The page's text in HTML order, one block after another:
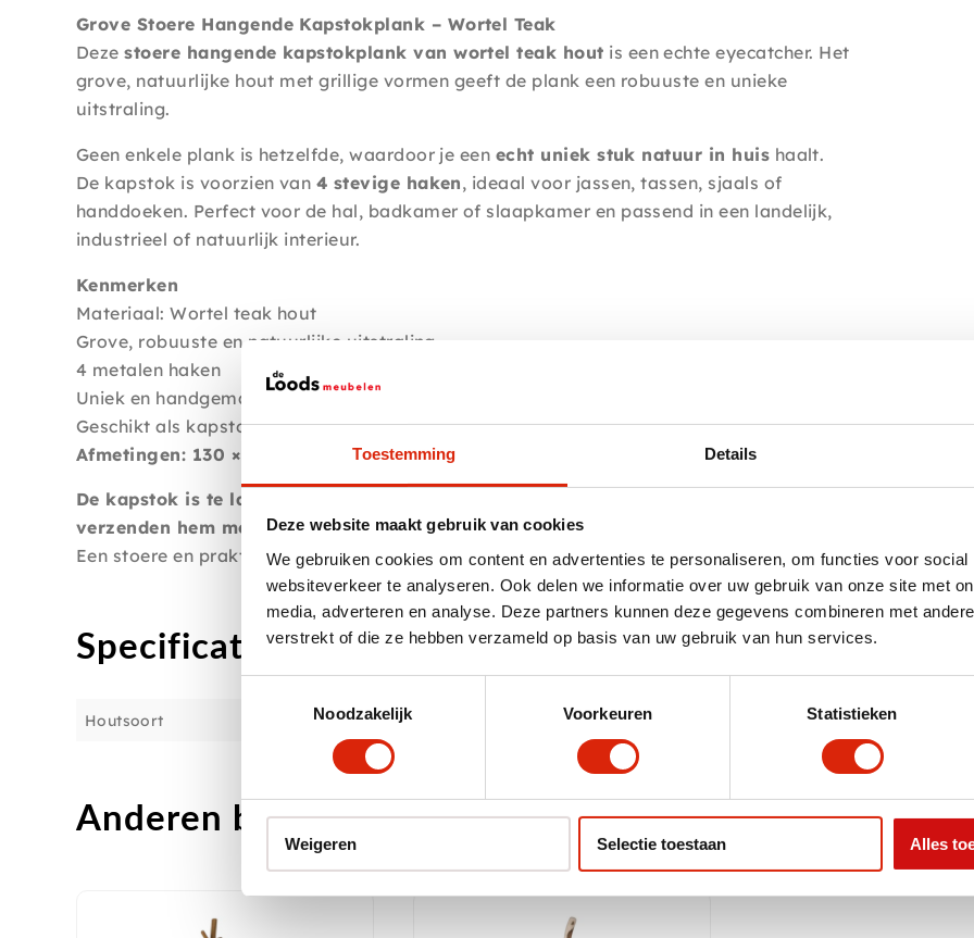
Toestemming Details
Deze website maakt gebruik van cookies
We gebruiken cookies om content en advertenties te personaliseren, om functies voor
websiteverkeer te analyseren. Ook delen we informatie over uw gebruik van onze site met
media, adverteren en analyse. Deze partners kunnen deze gegevens combineren met
verstrekt of die ze hebben verzameld op basis van uw gebruik van hun services.
Noodzakelijk
Voorkeuren Statistieken
Weigeren Selectie toestaan Alles
Grove Stoere Hangende Kapstokplank – Wortel Teak
Dezestoere hangende kapstokplank van wortel teak hout is een echte eyecatcher. Het
grove, natuurlijke hout met grillige vormen geeft de plank een robuuste en unieke
uitstraling.
Geen enkele plank is hetzelfde, waardoor je een echt uniek stuk natuur in huis haalt.
De kapstok is voorzien van 4 stevige haken, ideaal voor jassen, tassen, sjaals of
handdoeken. Perfect voor de hal, badkamer of slaapkamer en passend in een landelijk,
industrieel of natuurlijk interieur.
Kenmerken
Materiaal: Wortel teak hout
Grove, robuuste en natuurlijke uitstraling
4 metalen haken
Uniek en handgemaakt karakter
Geschikt als kapstok
Afmetingen: 130 × 25 × 5 cm
De kapstok is te lang om met de post te verzenden, u kunt hem afhalen of wij
verzenden hem met een transport bedrijf.
Een stoere en praktische kapstokplank met veel karakter en een natuurlijke look.
Specificaties
Houtsoort Teak, Teak wortel
Anderen bekeken ook